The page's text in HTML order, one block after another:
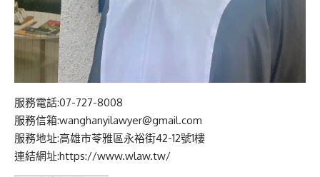
服務電話:07-727-8008
服務信箱:wanghanyilawyer@gmail.com
服務地址:高雄市苓雅區永裕街42-12號1樓
連結網址:https://www.wlaw.tw/